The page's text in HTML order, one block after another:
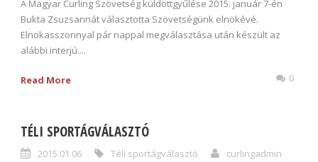
A Magyar Curling Szövetség küldöttgyűlése 2015. január 7-én
Bukta Zsuzsannát választotta Szövetségünk elnökévé.
Elnökasszonnyal pár nappal megválasztása után készült az
alábbi interjú....
Read More 0
TÉLI SPORTÁGVÁLASZTÓ
2015.01.06 Téli sportágválasztó curlingadmin